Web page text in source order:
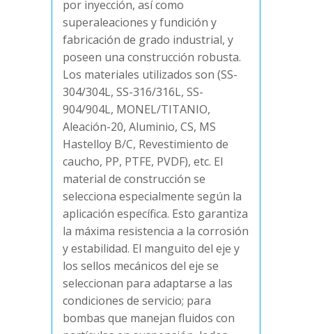
por inyección, así como
superaleaciones y fundición y
fabricación de grado industrial, y
poseen una construcción robusta.
Los materiales utilizados son (SS-
304/304L, SS-316/316L, SS-
904/904L, MONEL/TITANIO,
Aleación-20, Aluminio, CS, MS
Hastelloy B/C, Revestimiento de
caucho, PP, PTFE, PVDF), etc. El
material de construcción se
selecciona especialmente según la
aplicación específica. Esto garantiza
la máxima resistencia a la corrosión
y estabilidad. El manguito del eje y
los sellos mecánicos del eje se
seleccionan para adaptarse a las
condiciones de servicio; para
bombas que manejan fluidos con